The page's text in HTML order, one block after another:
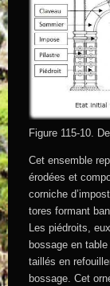
Figure 115-10.
Cet ensemble
érodées et
corniche
tores formant
Les piédroits,
bossage en
taillés en
bossage. Cet